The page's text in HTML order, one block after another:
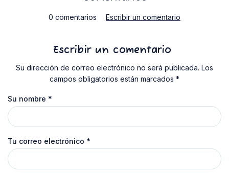
0 comentarios Escribir un comentario
Escribir un comentario
Su dirección de correo electrónico no será publicada. Los
campos obligatorios están marcados *
Su nombre *
Tu correo electrónico *